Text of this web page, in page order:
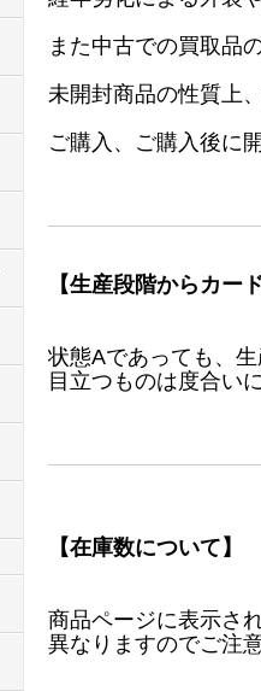
また中古での買取品
未開封商品の性質上
ご購入、ご購入後に
【生産段階からカー
状態Aであっても、
目立つものは度合い
【在庫数について】
商品ページに表示さ
異なりますのでご注